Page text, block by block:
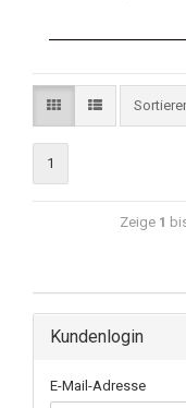
1
Zeige 1
Kundenlogin
E-Mail-Adresse